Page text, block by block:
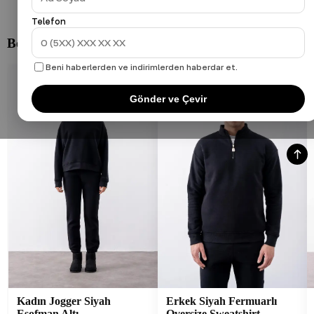
Telefon
Beni haberlerden ve indirimlerden haberdar et.
Gönder ve Çevir